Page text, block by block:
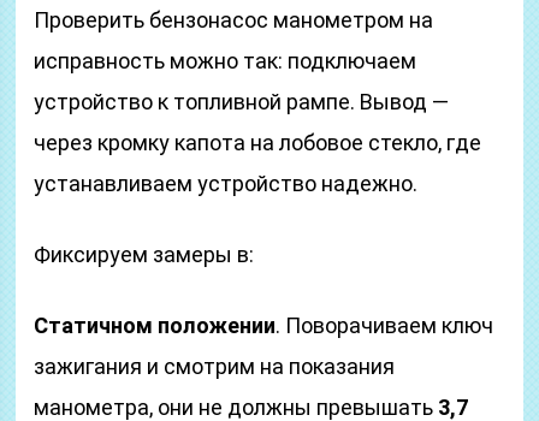
Проверить бензонасос манометром на
исправность можно так: подключаем
устройство к топливной рампе. Вывод —
через кромку капота на лобовое стекло, где
устанавливаем устройство надежно.
Фиксируем замеры в:
Статичном положении. Поворачиваем ключ
зажигания и смотрим на показания
манометра, они не должны превышать 3,7